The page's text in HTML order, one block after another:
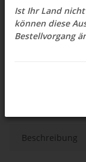
abweichend)
Beschreibung
Ist Ihr Land
können diese
Bestellvorgang